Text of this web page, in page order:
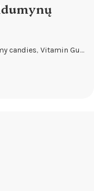
candies, Vitamin Gummies